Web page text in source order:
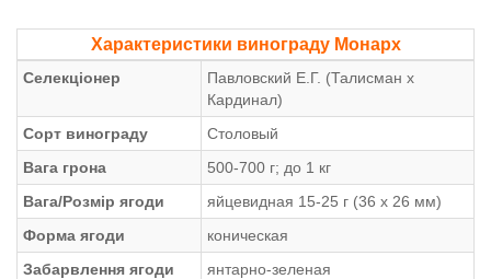
Характеристики винограду Монарх
Селекціонер
Павловский Е.Г. (Талисман х
Кардинал)
Сорт винограду
Столовый
Вага грона
500-700 г; до 1 кг
Вага/Розмір ягоди
яйцевидная 15-25 г (36 х 26 мм)
Форма ягоди
коническая
Забарвлення ягоди
янтарно-зеленая